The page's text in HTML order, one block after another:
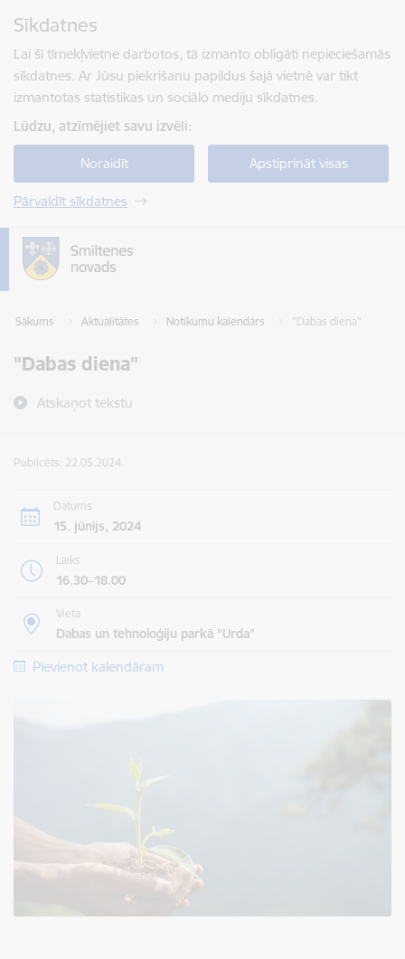
Sīkdatnes
Lai šī tīmekļvietne darbotos, tā izmanto obligāti nepieciešamās
sīkdatnes. Ar Jūsu piekrišanu papildus šajā vietnē var tikt
izmantotas statistikas un sociālo mediju sīkdatnes.
Lūdzu, atzīmējiet savu izvēli:
Noraidīt Apstiprināt visas
Pārvaldīt sīkdatnes
Sākums Aktualitātes Notikumu kalendārs "Dabas diena"
"Dabas diena"
Atskaņot tekstu
Publicēts: 22.05.2024.
Datums
15. jūnijs, 2024
Laiks
16.30–18.00
Vieta
Dabas un tehnoloģiju parkā "Urda"
Pievienot kalendāram